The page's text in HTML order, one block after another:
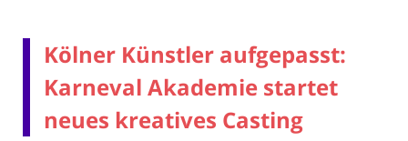
Kölner Künstler aufgepasst:
Karneval Akademie startet
neues kreatives Casting